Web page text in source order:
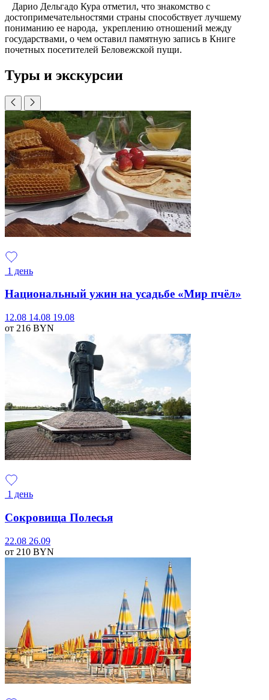
Дарио Дельгадо Кура отметил, что знакомство с
достопримечательностями страны способствует лучшему
пониманию ее народа, укреплению отношений между
государствами, о чем оставил памятную запись в Книге
почетных посетителей Беловежской пущи.
Туры и экскурсии
1 день
Национальный ужин на усадьбе «Мир пчёл»
12.08 14.08 19.08
от 216 BYN
1 день
Сокровища Полесья
22.08 26.09
от 210 BYN